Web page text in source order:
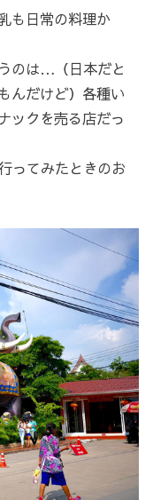
も日常の料理か
のは…（日本だと
んだけど）各種い
ックを売る店だっ
ってみたときのお